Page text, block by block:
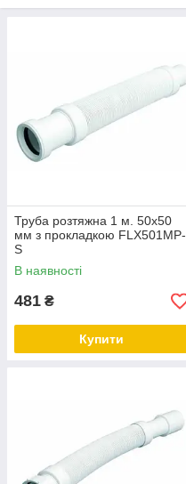
Труба розтяжна 1 м. 50х50
мм з прокладкою FLX501MP-
S
В наявності
481 ₴
Купити